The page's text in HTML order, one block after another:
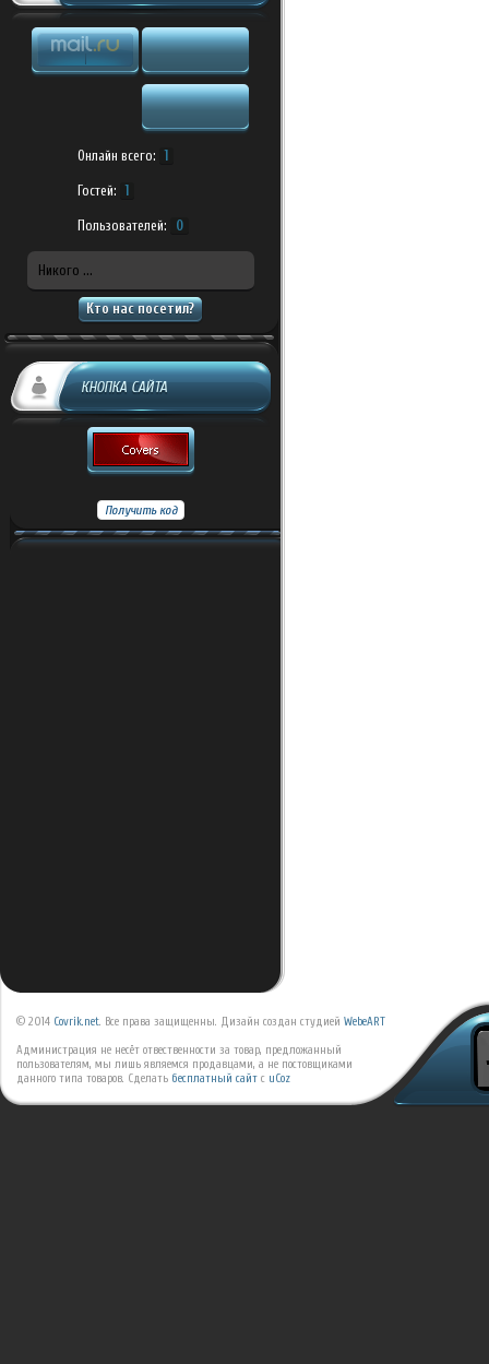
Онлайн всего: 1
Гостей: 1
Пользователей: 0
Никого ...
Кто нас посетил?
КНОПКА САЙТА
© 2014 Covrik.net. Все права защищенны. Дизайн создан студией WebeART
Администрация не несёт отвественности за товар, предложанный
пользователям, мы лишь являемся продавцами, а не постовщиками
данного типа товаров. Сделать бесплатный сайт с uCoz